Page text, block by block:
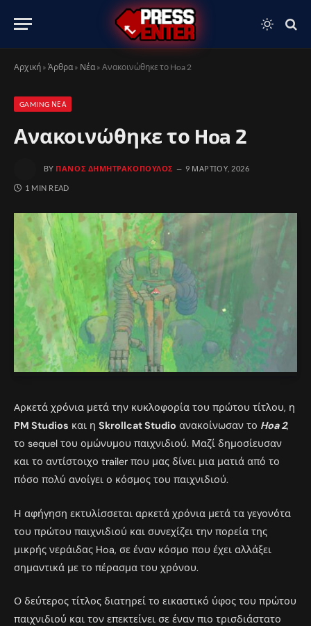
Αρχική » Άρθρα » Νέα » Ανακοινώθηκε το Hoa 2
GAMING ΝΈΑ
Ανακοινώθηκε το Hoa 2
BY ΠΆΝΟΣ ΔΗΜΗΤΡΑΚΌΠΟΥΛΟΣ 9 ΜΑΡΤΊΟΥ, 2026
1 MIN READ
Αρκετά χρόνια μετά την κυκλοφορία του πρώτου τίτλου, η
PM Studios και η Skrollcat Studio ανακοίνωσαν το Hoa 2,
το sequel του ομώνυμου παιχνιδιού. Μαζί δημοσίευσαν
και το αντίστοιχο trailer που μας δίνει μια ματιά από το
πόσο πολύ ανοίγει ο κόσμος του παιχνιδιού.
Η αφήγηση εκτυλίσσεται αρκετά χρόνια μετά τα γεγονότα
του πρώτου παιχνιδιού και συνεχίζει την πορεία της
μικρής νεράιδας Hoa, σε έναν κόσμο που έχει αλλάξει
σημαντικά με το πέρασμα του χρόνου.
Ο δεύτερος τίτλος διατηρεί το εικαστικό ύφος του πρώτου
παιχνιδιού και τον επεκτείνει σε έναν πιο τρισδιάστατο